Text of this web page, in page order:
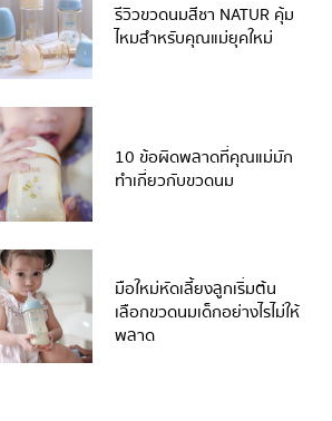
รีวิวขวดนมสีชา NATUR คุ้ม
ไหมสำหรับคุณแม่ยุคใหม่
10 ข้อผิดพลาดที่คุณแม่มัก
ทำเกี่ยวกับขวดนม
มือใหม่หัดเลี้ยงลูกเริ่มต้น
เลือกขวดนมเด็กอย่างไรไม่ให้
พลาด